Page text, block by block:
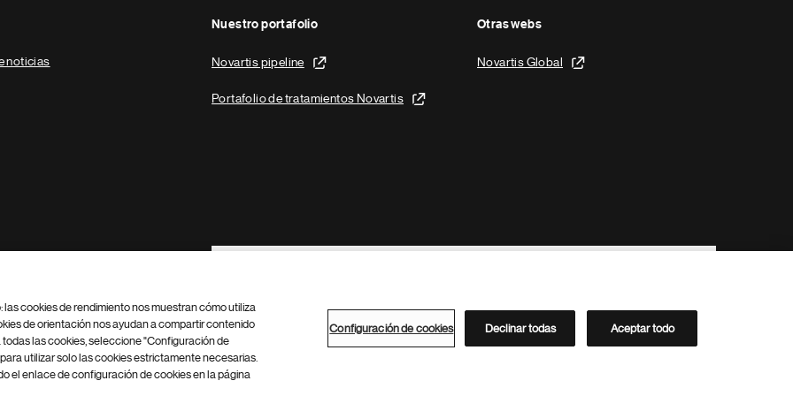
noticias
Nuestro portafolio
Novartis pipeline
Portafolio de tratamientos Novartis
Otras webs
Novartis Global
Footer Site Search
Configuración de cookies Mapa del sitio
Directorio de Novartis
cookies de rendimiento nos muestran cómo utiliza
de orientación nos ayudan a compartir contenido
las cookies, seleccione "Configuración de
utilizar solo las cookies estrictamente necesarias.
el enlace de configuración de cookies en la página
Configuración de cookies Declinar todas Aceptar todo